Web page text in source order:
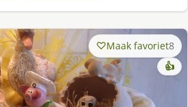
Maak favoriet8
👍